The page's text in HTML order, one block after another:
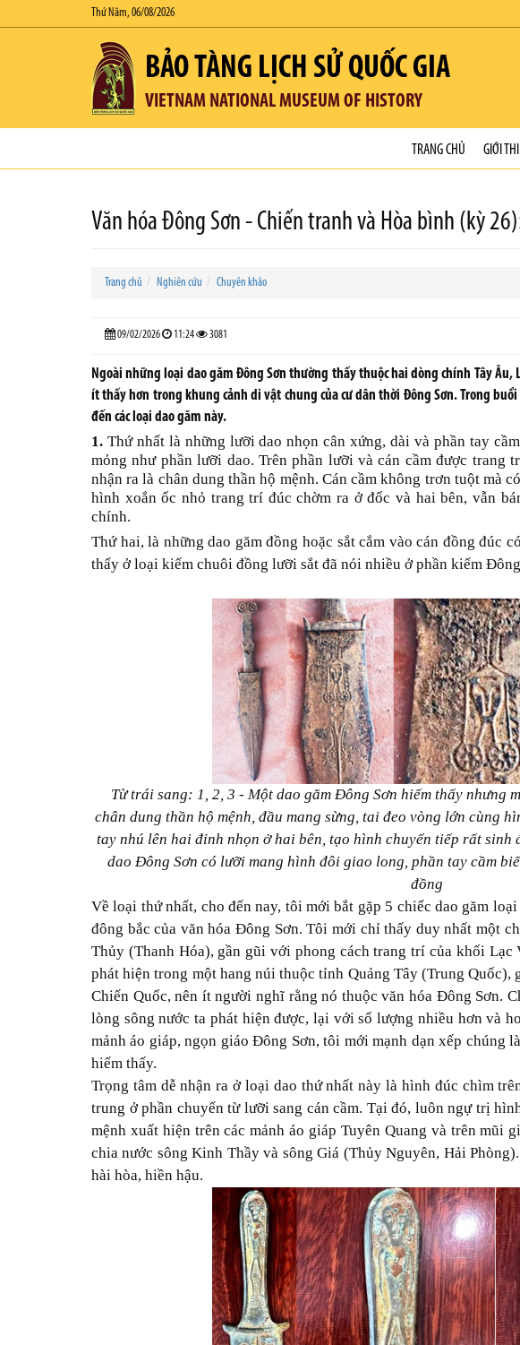
Thứ Năm, 06/08/2026
BẢO TÀNG LỊCH SỬ QUỐC GIA
VIETNAM NATIONAL MUSEUM OF HISTORY
TRANG CHỦ GIỚI
Văn hóa Đông Sơn - Chiến tranh và Hòa bình (kỳ
Trang chủ Nghiên cứu Chuyên khảo
09/02/2026 11:24 3081
Ngoài những loại dao găm Đông Sơn thường thấy thuộc hai dòng chính Tây Âu,
ít thấy hơn trong khung cảnh di vật chung của cư dân thời Đông Sơn. Trong
đến các loại dao găm này.
1. Thứ nhất là những lưỡi dao nhọn cân xứng, dài và phần tay
mỏng như phần lưỡi dao. Trên phần lưỡi và cán cầm được trang
nhận ra là chân dung thần hộ mệnh. Cán cầm không trơn tuột mà
hình xoắn ốc nhỏ trang trí đúc chờm ra ở đốc và hai bên, vẫn
chính.
Thứ hai, là những dao găm đồng hoặc sắt cắm vào cán đồng đúc
thấy ở loại kiếm chuôi đồng lưỡi sắt đã nói nhiều ở phần kiếm
Từ trái sang: 1, 2, 3 - Một dao găm Đông Sơn hiếm thấy nhưng
chân dung thần hộ mệnh, đầu mang sừng, tai đeo vòng lớn cùng
tay nhú lên hai đỉnh nhọn ở hai bên, tạo hình chuyển tiếp rất sinh
dao Đông Sơn có lưỡi mang hình đôi giao long, phần tay cầm
đồng
Về loại thứ nhất, cho đến nay, tôi mới bắt gặp 5 chiếc dao găm
đông bắc của văn hóa Đông Sơn. Tôi mới chỉ thấy duy nhất một
Thủy (Thanh Hóa), gần gũi với phong cách trang trí của khối
phát hiện trong một hang núi thuộc tỉnh Quảng Tây (Trung Quốc),
Chiến Quốc, nên ít người nghĩ rằng nó thuộc văn hóa Đông Sơn.
lòng sông nước ta phát hiện được, lại với số lượng nhiều hơn và
mảnh áo giáp, ngọn giáo Đông Sơn, tôi mới mạnh dạn xếp chúng
hiếm thấy.
Trọng tâm dễ nhận ra ở loại dao thứ nhất này là hình đúc chìm
trung ở phần chuyển từ lưỡi sang cán cầm. Tại đó, luôn ngự trị
mệnh xuất hiện trên các mảnh áo giáp Tuyên Quang và trên mũi
chia nước sông Kinh Thầy và sông Giá (Thủy Nguyên, Hải
hài hòa, hiền hậu.